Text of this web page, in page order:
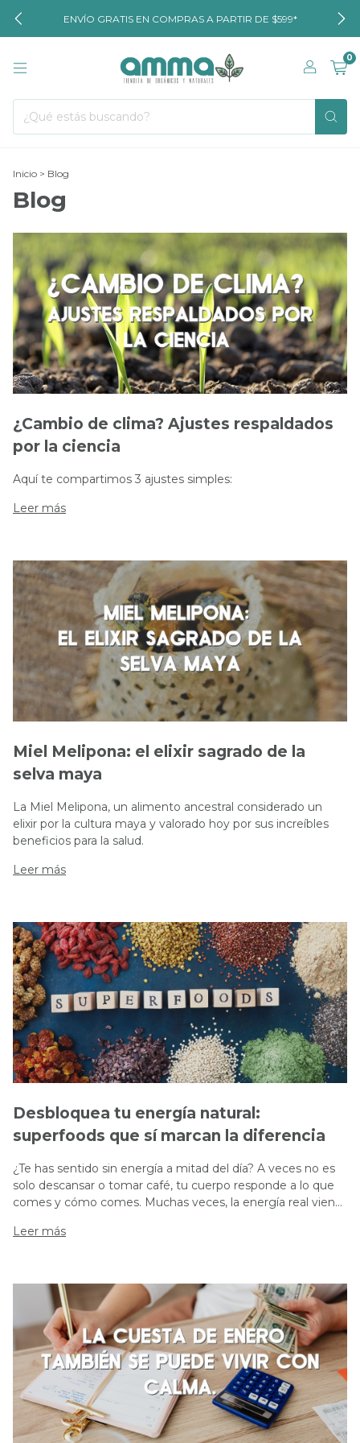
ENVÍO GRATIS EN COMPRAS A PARTIR DE $599*
0
Inicio > Blog
Blog
¿Cambio de clima? Ajustes respaldados
por la ciencia
Aquí te compartimos 3 ajustes simples:
Leer más
Miel Melipona: el elixir sagrado de la
selva maya
La Miel Melipona, un alimento ancestral considerado un
elixir por la cultura maya y valorado hoy por sus increíbles
beneficios para la salud.
Leer más
Desbloquea tu energía natural:
superfoods que sí marcan la diferencia
¿Te has sentido sin energía a mitad del día? A veces no es
solo descansar o tomar café, tu cuerpo responde a lo que
comes y cómo comes. Muchas veces, la energía real viene
metabolismo. Hoy queremo
Leer más